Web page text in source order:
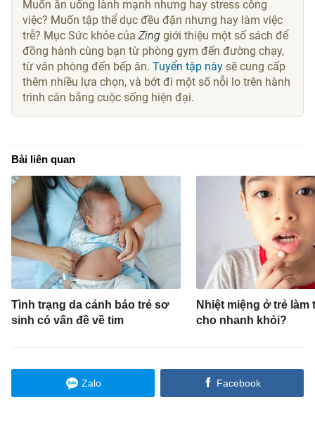
Muốn ăn uống lành mạnh nhưng hay stress công
việc? Muốn tập thể dục đều đặn nhưng hay làm việc
trễ? Mục Sức khỏe củaZing giới thiệu một số sách để
đồng hành cùng bạn từ phòng gym đến đường chạy,
từ văn phòng đến bếp ăn.Tuyển tập này sẽ cung cấp
thêm nhiều lựa chọn, và bớt đi một số nỗi lo trên hành
trình cân bằng cuộc sống hiện đại.
Bài liên quan
Tình trạng da cảnh báo trẻ sơ
sinh có vấn đề về tim
Nhiệt miệng ở trẻ làm
cho nhanh khỏi?
Zalo Facebook